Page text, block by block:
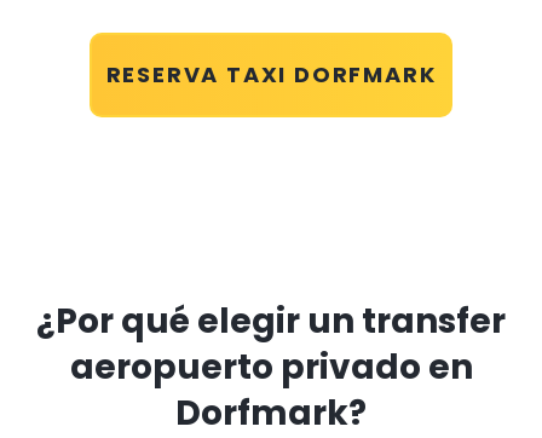
RESERVA TAXI DORFMARK
¿Por qué elegir un transfer
aeropuerto privado en
Dorfmark?